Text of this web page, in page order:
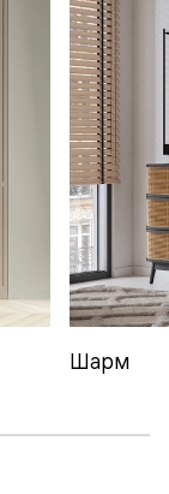
Шарм